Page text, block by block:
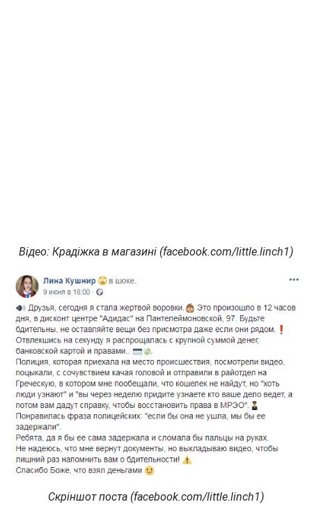
Відео: Крадіжка в магазині (facebook.com/little.linch1)
Скріншот поста (facebook.com/little.linch1)